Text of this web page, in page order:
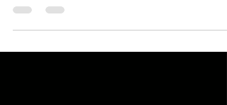
operadores do Direito em um importante
momento de reflexão, aprendizado e